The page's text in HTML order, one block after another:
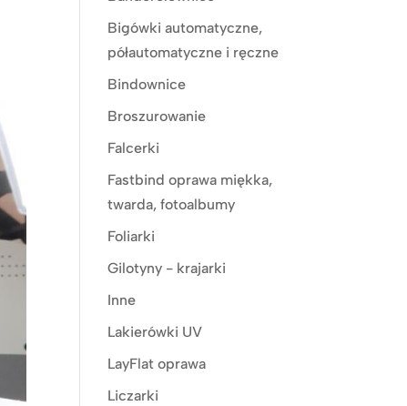
Bigówki automatyczne,
półautomatyczne i ręczne
Bindownice
Broszurowanie
Falcerki
Fastbind oprawa miękka,
twarda, fotoalbumy
Foliarki
Gilotyny - krajarki
Inne
Lakierówki UV
LayFlat oprawa
Liczarki